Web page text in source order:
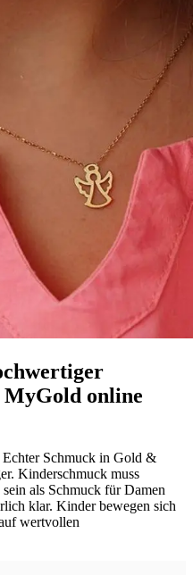
MyGold online
Schmuck in Gold &
Kinderschmuck muss
als Schmuck für Damen
klar. Kinder bewegen sich
wertvollen